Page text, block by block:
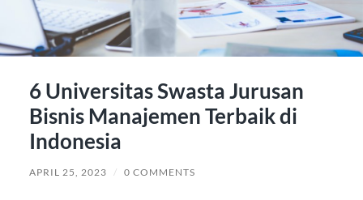
6 Universitas Swasta Jurusan
Bisnis Manajemen Terbaik di
Indonesia
APRIL 25, 2023 / 0 COMMENTS